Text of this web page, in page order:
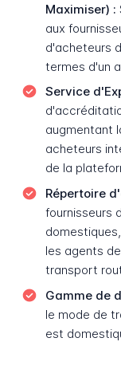
Maximiser) :
aux
d'acheteurs
termes d'un
Service
augmentant
acheteurs
de la
Répertoire
fournisseurs
les agents
transport
Gamme de
le mode de
est